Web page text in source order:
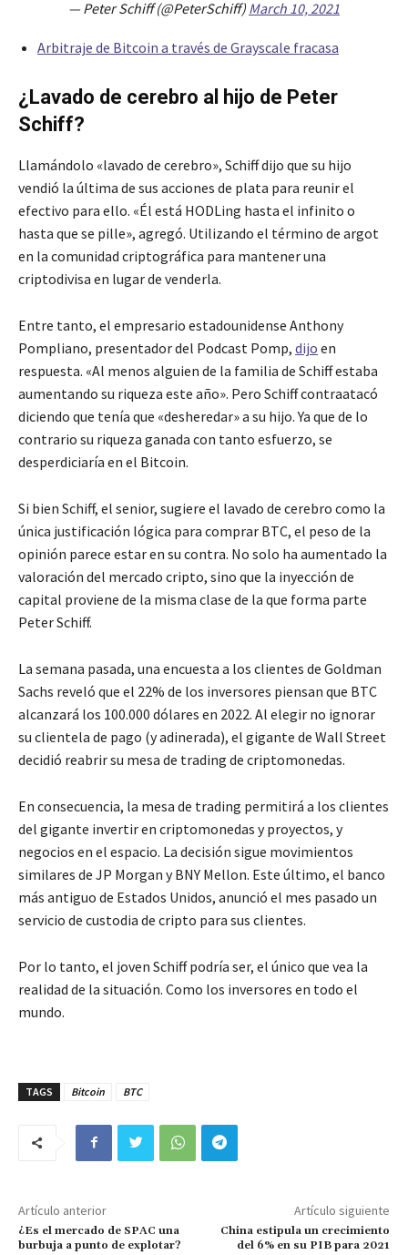
— Peter Schiff (@PeterSchiff) March 10, 2021
Arbitraje de Bitcoin a través de Grayscale fracasa
¿Lavado de cerebro al hijo de Peter
Schiff?
Llamándolo «lavado de cerebro», Schiff dijo que su hijo
vendió la última de sus acciones de plata para reunir el
efectivo para ello. «Él está HODLing hasta el infinito o
hasta que se pille», agregó. Utilizando el término de argot
en la comunidad criptográfica para mantener una
criptodivisa en lugar de venderla.
Entre tanto, el empresario estadounidense Anthony
Pompliano, presentador del Podcast Pomp, dijo en
respuesta. «Al menos alguien de la familia de Schiff estaba
aumentando su riqueza este año». Pero Schiff contraatacó
diciendo que tenía que «desheredar» a su hijo. Ya que de lo
contrario su riqueza ganada con tanto esfuerzo, se
desperdiciaría en el Bitcoin.
Si bien Schiff, el senior, sugiere el lavado de cerebro como la
única justificación lógica para comprar BTC, el peso de la
opinión parece estar en su contra. No solo ha aumentado la
valoración del mercado cripto, sino que la inyección de
capital proviene de la misma clase de la que forma parte
Peter Schiff.
La semana pasada, una encuesta a los clientes de Goldman
Sachs reveló que el 22% de los inversores piensan que BTC
alcanzará los 100.000 dólares en 2022. Al elegir no ignorar
su clientela de pago (y adinerada), el gigante de Wall Street
decidió reabrir su mesa de trading de criptomonedas.
En consecuencia, la mesa de trading permitirá a los clientes
del gigante invertir en criptomonedas y proyectos, y
negocios en el espacio. La decisión sigue movimientos
similares de JP Morgan y BNY Mellon. Este último, el banco
más antiguo de Estados Unidos, anunció el mes pasado un
servicio de custodia de cripto para sus clientes.
Por lo tanto, el joven Schiff podría ser, el único que vea la
realidad de la situación. Como los inversores en todo el
mundo.
TAGS Bitcoin BTC
Artículo anterior
¿Es el mercado de SPAC una
burbuja a punto de explotar?
Artículo siguiente
China estipula un crecimiento
del 6% en su PIB para 2021